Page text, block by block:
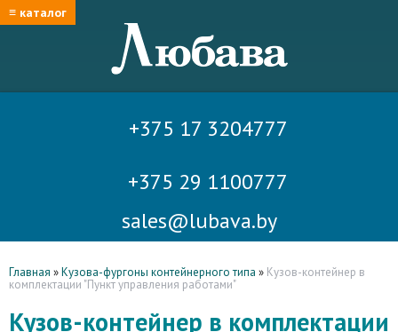
≡ каталог
+375 17 3204777
+375 29 1100777
sales@lubava.by
Главная »Кузова-фургоны контейнерного типа » Кузов-контейнер в
комплектации "Пункт управления работами"
Кузов-контейнер в комплектации